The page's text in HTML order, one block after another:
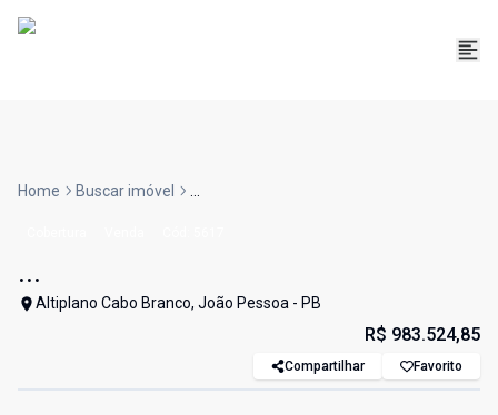
Home Buscar imóvel ...
...
Altiplano Cabo Branco, João Pessoa - PB
R$ 983.524,85
Compartilhar Favorito